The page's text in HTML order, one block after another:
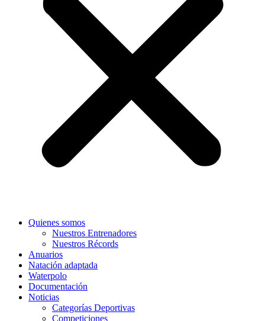
Quienes somos
Nuestros Entrenadores
Nuestros Récords
Anuarios
Natación adaptada
Waterpolo
Documentación
Noticias
Categorías Deportivas
Competiciones